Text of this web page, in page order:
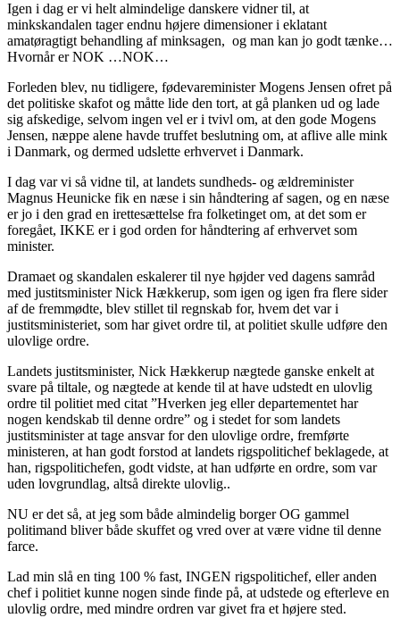
Igen i dag er vi helt almindelige danskere vidner til, at
minkskandalen tager endnu højere dimensioner i eklatant
amatøragtigt behandling af minksagen, og man kan jo godt tænke…
Hvornår er NOK …NOK…
Forleden blev, nu tidligere, fødevareminister Mogens Jensen ofret på
det politiske skafot og måtte lide den tort, at gå planken ud og lade
sig afskedige, selvom ingen vel er i tvivl om, at den gode Mogens
Jensen, næppe alene havde truffet beslutning om, at aflive alle mink
i Danmark, og dermed udslette erhvervet i Danmark.
I dag var vi så vidne til, at landets sundheds- og ældreminister
Magnus Heunicke fik en næse i sin håndtering af sagen, og en næse
er jo i den grad en irettesættelse fra folketinget om, at det som er
foregået, IKKE er i god orden for håndtering af erhvervet som
minister.
Dramaet og skandalen eskalerer til nye højder ved dagens samråd
med justitsminister Nick Hækkerup, som igen og igen fra flere sider
af de fremmødte, blev stillet til regnskab for, hvem det var i
justitsministeriet, som har givet ordre til, at politiet skulle udføre den
ulovlige ordre.
Landets justitsminister, Nick Hækkerup nægtede ganske enkelt at
svare på tiltale, og nægtede at kende til at have udstedt en ulovlig
ordre til politiet med citat ”Hverken jeg eller departementet har
nogen kendskab til denne ordre” og i stedet for som landets
justitsminister at tage ansvar for den ulovlige ordre, fremførte
ministeren, at han godt forstod at landets rigspolitichef beklagede, at
han, rigspolitichefen, godt vidste, at han udførte en ordre, som var
uden lovgrundlag, altså direkte ulovlig..
NU er det så, at jeg som både almindelig borger OG gammel
politimand bliver både skuffet og vred over at være vidne til denne
farce.
Lad min slå en ting 100 % fast, INGEN rigspolitichef, eller anden
chef i politiet kunne nogen sinde finde på, at udstede og efterleve en
ulovlig ordre, med mindre ordren var givet fra et højere sted.